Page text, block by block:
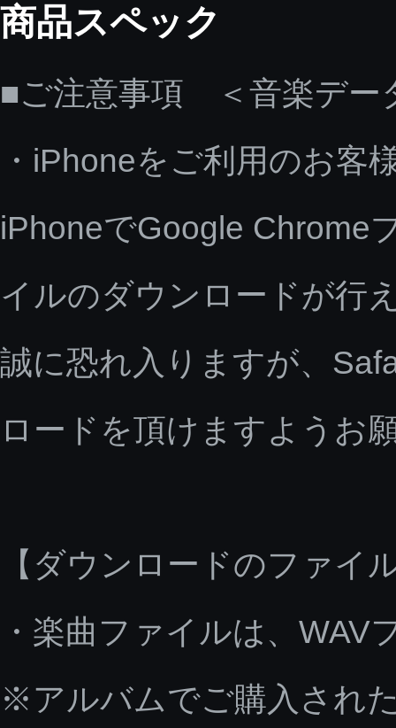
商品スペック
■ご注意事項 ＜音楽デー
・iPhoneをご利用のお客
iPhoneでGoogle Chrome
イルのダウンロードが行
誠に恐れ入りますが、
ロードを頂けますようお
【ダウンロードのファイ
・楽曲ファイルは、
※アルバムでご購入され